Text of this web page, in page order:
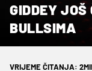
GIDDEY JOŠ
BULLSIMA
VRIJEME ČITANJA: